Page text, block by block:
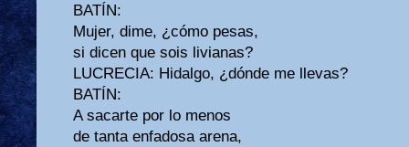
BATÍN:
Mujer, dime, ¿cómo pesas,
si dicen que sois livianas?
LUCRECIA: Hidalgo, ¿dónde me llevas?
BATÍN:
A sacarte por lo menos
de tanta enfadosa arena,